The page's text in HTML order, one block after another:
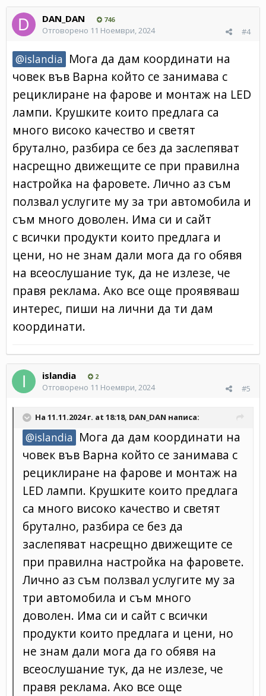
DAN_DAN 746
#4
Отговорено 11 Ноември, 2024
@islandia Мога да дам координати на
човек във Варна който се занимава с
рециклиране на фарове и монтаж на LED
лампи. Крушките които предлага са
много високо качество и светят
брутално, разбира се без да заслепяват
насрещно движещите се при правилна
настройка на фаровете. Лично аз съм
ползвал услугите му за три автомобила и
съм много доволен. Има си и сайт
с всички продукти които предлага и
цени, но не знам дали мога да го обявя
на всеослушание тук, да не излезе, че
правя реклама. Ако все още проявяваш
интерес, пиши на лични да ти дам
координати.
islandia 2
#5
Отговорено 11 Ноември, 2024
На 11.11.2024 г. at 18:18, DAN_DAN написа:
@islandia Мога да дам координати на
човек във Варна който се занимава с
рециклиране на фарове и монтаж на
LED лампи. Крушките които предлага
са много високо качество и светят
брутално, разбира се без да
заслепяват насрещно движещите се
при правилна настройка на фаровете.
Лично аз съм ползвал услугите му за
три автомобила и съм много
доволен. Има си и сайт с всички
продукти които предлага и цени, но
не знам дали мога да го обявя на
всеослушание тук, да не излезе, че
правя реклама. Ако все още